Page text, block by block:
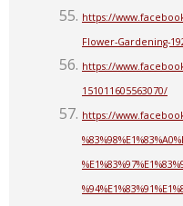
https://
Flower-Gardening-
https://
151011605563070/
https://